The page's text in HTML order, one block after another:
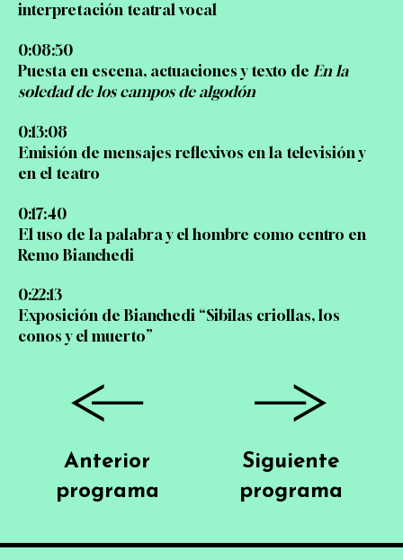
interpretación teatral vocal
0:08:50
Puesta en escena, actuaciones y texto de En la
soledad de los campos de algodón
0:13:08
Emisión de mensajes reflexivos en la televisión y
en el teatro
0:17:40
El uso de la palabra y el hombre como centro en
Remo Bianchedi
0:22:13
Exposición de Bianchedi “Sibilas criollas, los
conos y el muerto”
Siguiente
programa
Anterior
programa